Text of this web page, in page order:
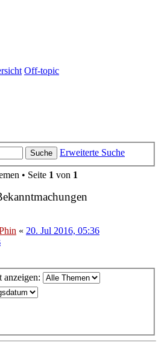
Off-topic
Suche Erweiterte Suche
• Seite 1 von 1
« 20. Jul 2016, 05:36
anzeigen: